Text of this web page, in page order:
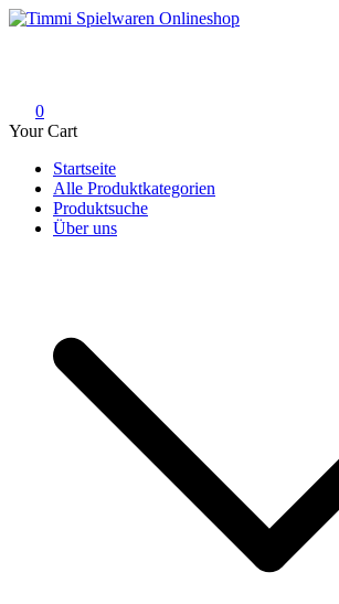
Skip
0
Your Cart
Startseite
Alle Produktkategorien
Produktsuche
Über uns